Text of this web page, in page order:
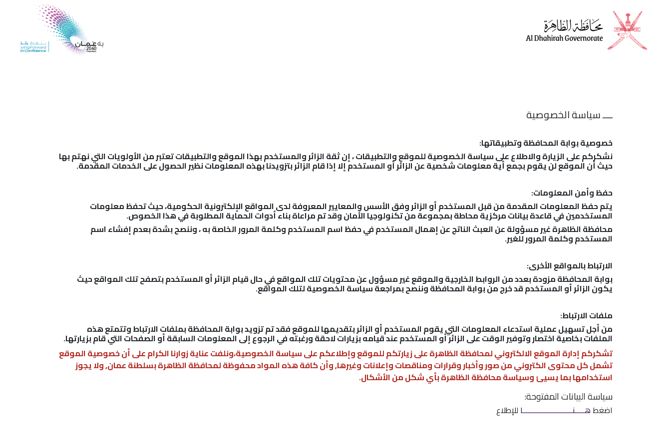
ــــ سياسة الخصوصية
خصوصية بوابة المحافظة وتطبيقاتها:
نشكركم على الزيارة والاطلاع على سياسة الخصوصية للموقع والتطبيقات ، إن ثقة الزائر والمستخدم بهذا الموقع والتطبيقات تعتبر من الأولويات التي نهتم بها
حيث أن الموقع لن يقوم بجمع أية معلومات شخصية عن الزائر أو المستخدم إلا إذا قام الزائر بتزويدنا بهذه المعلومات نظير الحصول على الخدمات المقدمة.
حفظ وأمن المعلومات:
يتم حفظ المعلومات المقدمة من قبل المستخدم أو الزائر وفق الأسس والمعايير المعروفة لدى المواقع الإلكترونية الحكومية، حيث تحفظ معلومات
المستخدمين في قاعدة بيانات مركزية محاطة بمجموعة من تكنولوجيا الأمان وقد تم مراعاة بناء أدوات الحماية المطلوبة في هذا الخصوص.
محافظة الظاهرة غير مسؤولة عن العبث الناتج عن إهمال المستخدم في حفظ اسم المستخدم وكلمة المرور الخاصة به ، وننصح بشدة بعدم إفشاء اسم
المستخدم وكلمة المرور للغير.
الارتباط بالمواقع الأخرى:
بوابة المحافظة مزودة بعدد من الروابط الخارجية والموقع غير مسؤول عن محتويات تلك المواقع في حال قيام الزائر أو المستخدم بتصفح تلك المواقع حيث
يكون الزائر أو المستخدم قد خرج من بوابة المحافظة وننصح بمراجعة سياسة الخصوصية لتلك المواقع.
ملفات الارتباط:
من أجل تسهيل عملية استدعاء المعلومات التي يقوم المستخدم أو الزائر بتقديمها للموقع فقد تم تزويد بوابة المحافظة بملفات الارتباط وتتمتع هذه
الملفات بخاصية اختصار وتوفير الوقت على الزائر أو المستخدم عند قيامه بزيارات لاحقة ورغبته في الرجوع إلى المعلومات السابقة أو الصفحات التي قام بزيارتها.
تشكركم إدارة الموقع الالكتروني لمحافظة الظاهرة على زيارتكم للموقع وإطلاعكم على سياسة الخصوصية،ونلفت عناية زوارنا الكرام على أن خصوصية الموقع
تشمل كل محتوى الكتروني من صور وأخبار وقرارات ومناقصات وإعلانات وغيرها, وأن كافة هذه المواد محفوظة لمحافظة الظاهرة بسلطنة عمان, ولا يجوز
استخدامها بما يسيئ وسياسة محافظة الظاهرة بأي شكل من الأشكال.
سياسة البيانات المفتوحة:
اضغطهـــــنـــــــــــــــــــــــــا للإطلاع